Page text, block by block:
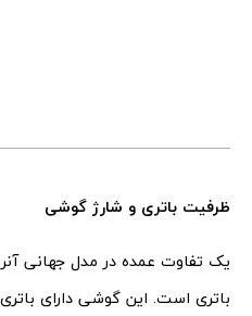
ظرفیت باتری و شارژ گوشی